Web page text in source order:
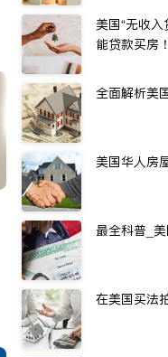
美国“无收
能贷款买房！
全面解析美
美国华人房
最全科普_
在美国买法